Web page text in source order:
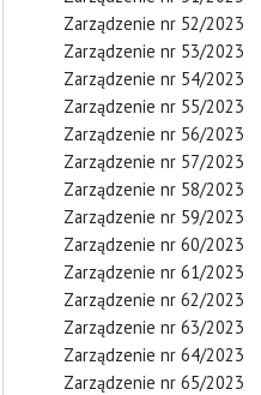
Zarządzenie nr 52/2023
Zarządzenie nr 53/2023
Zarządzenie nr 54/2023
Zarządzenie nr 55/2023
Zarządzenie nr 56/2023
Zarządzenie nr 57/2023
Zarządzenie nr 58/2023
Zarządzenie nr 59/2023
Zarządzenie nr 60/2023
Zarządzenie nr 61/2023
Zarządzenie nr 62/2023
Zarządzenie nr 63/2023
Zarządzenie nr 64/2023
Zarządzenie nr 65/2023